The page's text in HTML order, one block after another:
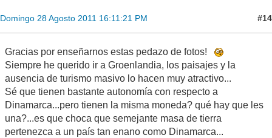
Domingo 28 Agosto 2011 16:11:21 PM #14
Gracias por enseñarnos estas pedazo de fotos!
Siempre he querido ir a Groenlandia, los paisajes y la
ausencia de turismo masivo lo hacen muy atractivo...
Sé que tienen bastante autonomía con respecto a
Dinamarca...pero tienen la misma moneda? qué hay que les
una?...es que choca que semejante masa de tierra
pertenezca a un país tan enano como Dinamarca...